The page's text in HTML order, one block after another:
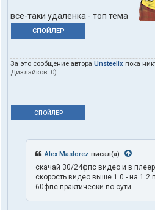
все-таки удаленка - топ тема
СПОЙЛЕР
За это сообщение автора Unsteelix пока
Дизлайков: 0)
СПОЙЛЕР
Alex Maslorez писал(а):
скачай 30/24фпс видео и в
скорость видео выше 1.0 - на 1.2
60фпс практически по сути